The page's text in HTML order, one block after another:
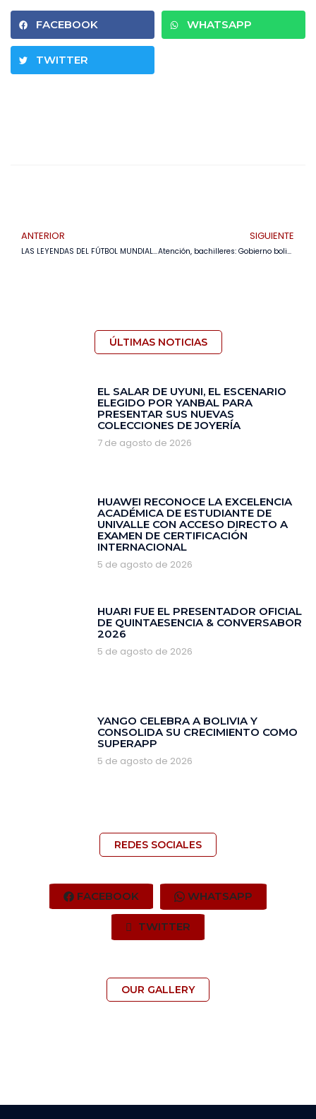
FACEBOOK WHATSAPP
TWITTER
ANTERIOR
LAS LEYENDAS DEL FÚTBOL MUNDIAL LLEGAN A BOLIVIA
SIGUIENTE
Atención, bachilleres: Gobierno boliviano y Embajada de EE.UU. abren convocatoria para 4.500 becas de inglés
ÚLTIMAS NOTICIAS
EL SALAR DE UYUNI, EL ESCENARIO
ELEGIDO POR YANBAL PARA
PRESENTAR SUS NUEVAS
COLECCIONES DE JOYERÍA
7 de agosto de 2026
HUAWEI RECONOCE LA EXCELENCIA
ACADÉMICA DE ESTUDIANTE DE
UNIVALLE CON ACCESO DIRECTO A
EXAMEN DE CERTIFICACIÓN
INTERNACIONAL
5 de agosto de 2026
HUARI FUE EL PRESENTADOR OFICIAL
DE QUINTAESENCIA & CONVERSABOR
2026
5 de agosto de 2026
YANGO CELEBRA A BOLIVIA Y
CONSOLIDA SU CRECIMIENTO COMO
SUPERAPP
5 de agosto de 2026
REDES SOCIALES
FACEBOOK WHATSAPP
TWITTER
OUR GALLERY